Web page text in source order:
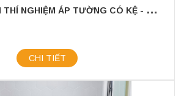
C
UNG CẤP BÀN THÍ NGHIỆM ÁP TƯỜNG CÓ KỆ - GIÁ TỐT 2024
CHI TIẾT